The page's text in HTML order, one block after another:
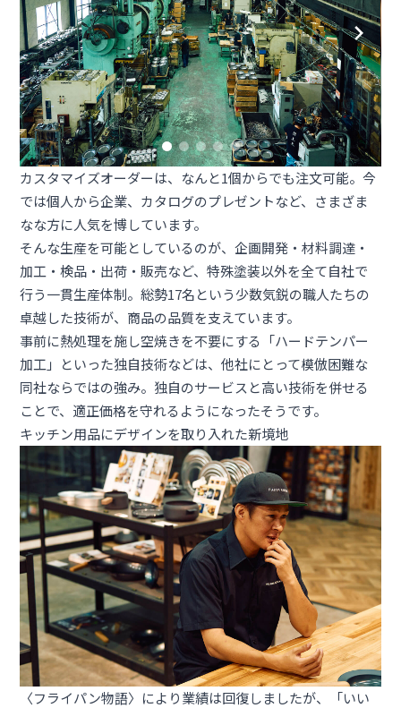
カスタマイズオーダーは、なんと1個からでも注文可能。今
では個人から企業、カタログのプレゼントなど、さまざま
なな方に人気を博しています。
そんな生産を可能としているのが、企画開発・材料調達・
加工・検品・出荷・販売など、特殊塗装以外を全て自社で
行う一貫生産体制。総勢17名という少数気鋭の職人たちの
卓越した技術が、商品の品質を支えています。
事前に熱処理を施し空焼きを不要にする「ハードテンパー
加工」といった独自技術などは、他社にとって模倣困難な
同社ならではの強み。独自のサービスと高い技術を併せる
ことで、適正価格を守れるようになったそうです。
キッチン用品にデザインを取り入れた新境地
〈フライパン物語〉により業績は回復しましたが、「いい